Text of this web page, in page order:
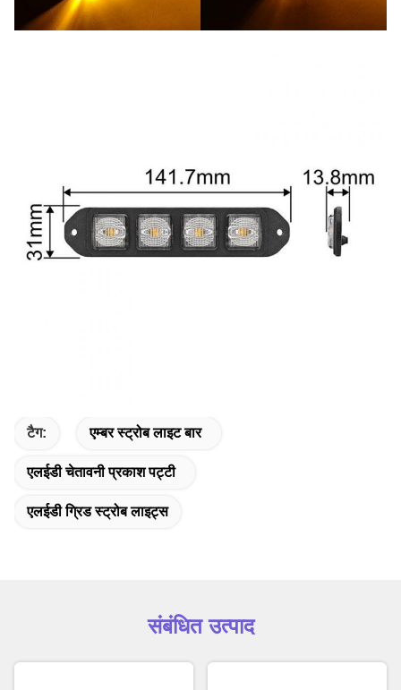
टैग: एम्बर स्ट्रोब लाइट बार
एलईडी चेतावनी प्रकाश पट्टी
एलईडी ग्रिड स्ट्रोब लाइट्स
संबंधित उत्पाद